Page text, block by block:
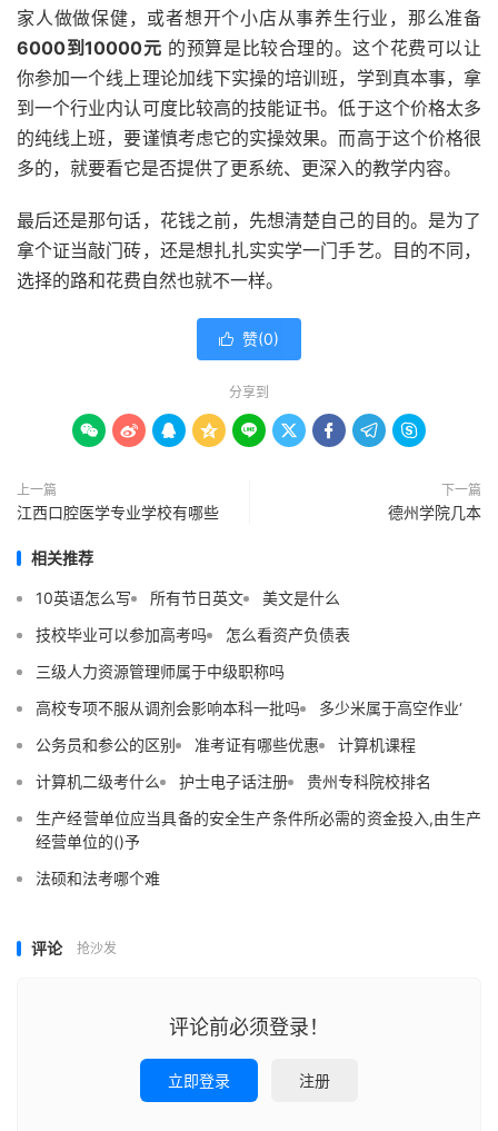
家人做做保健，或者想开个小店从事养生行业，那么准备
6000到10000元 的预算是比较合理的。这个花费可以让
你参加一个线上理论加线下实操的培训班，学到真本事，拿
到一个行业内认可度比较高的技能证书。低于这个价格太多
的纯线上班，要谨慎考虑它的实操效果。而高于这个价格很
多的，就要看它是否提供了更系统、更深入的教学内容。
最后还是那句话，花钱之前，先想清楚自己的目的。是为了
拿个证当敲门砖，还是想扎扎实实学一门手艺。目的不同，
选择的路和花费自然也就不一样。
 赞(0)
分享到
        
上一篇
江西口腔医学专业学校有哪些
下一篇
德州学院几本
相关推荐
10英语怎么写 所有节日英文
美文是什么
技校毕业可以参加高考吗
怎么看资产负债表
三级人力资源管理师属于中级职称吗
高校专项不服从调剂会影响本科一批吗
多少米属于高空作业‘
公务员和参公的区别
准考证有哪些优惠
计算机课程
计算机二级考什么
护士电子话注册
贵州专科院校排名
生产经营单位应当具备的安全生产条件所必需的资金投入,由生产
经营单位的()予
法硕和法考哪个难
评论 抢沙发
评论前必须登录！
立即登录 注册